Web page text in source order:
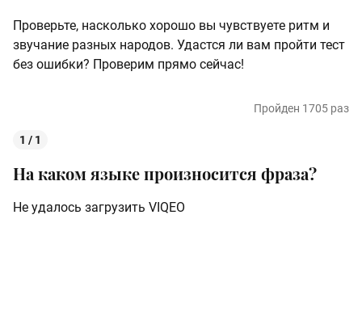
Проверьте, насколько хорошо вы чувствуете ритм и
звучание разных народов. Удастся ли вам пройти тест
без ошибки? Проверим прямо сейчас!
Пройден 1705 раз
1 / 1
На каком языке произносится фраза?
Не удалось загрузить VIQEO